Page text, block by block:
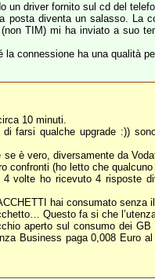
driver fornito sul cd del
diventa un salasso. La
TIM) mi ha inviato a suo
la connessione ha una qualità
10 minuti.
farsi qualche upgrade :))
è vero, diversamente da
confronti (ho letto che
volte ho ricevuto 4 risposte
hai consumato senza
Questo fa si che
aperto sul consumo dei GB
Business paga 0,008 Euro